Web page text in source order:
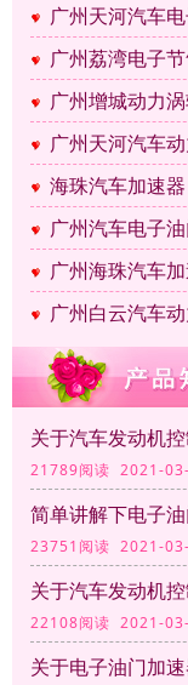
广州天河汽车
广州荔湾电子
广州增城动力
广州天河汽车
海珠汽车加速器
广州汽车电子
广州海珠汽车
广州白云汽车
关于汽车发动机
21789阅读 2021-
简单讲解下电子
23751阅读 2021-
关于汽车发动机
22108阅读 2021-
关于电子油门加